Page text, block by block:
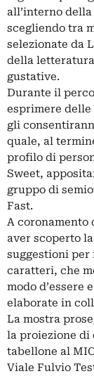
all’interno
scegliendo tra
selezionate da
della letteratura
gustative.
Durante il
esprimere delle
gli
quale, al
profilo di
Sweet,
gruppo di
Fast.
A coronamento
aver scoperto
suggestioni
caratteri, che
modo d’essere
elaborate in
La mostra
la proiezione di
tabellone al
Viale Fulvio